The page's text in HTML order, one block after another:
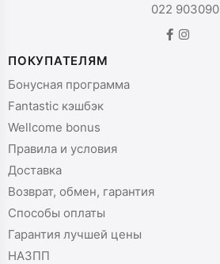
022 903090
ПОКУПАТЕЛЯМ
Бонусная программа
Fantastic кэшбэк
Wellcome bonus
Правила и условия
Доставка
Возврат, обмен, гарантия
Способы оплаты
Гарантия лучшей цены
НАЗПП